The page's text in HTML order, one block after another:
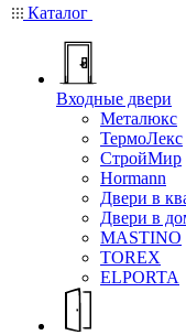
Каталог
Входные двери
Металюкс
ТермоЛекс
СтройМир
Hormann
Двери в
Двери в
MASTINO
TOREX
ELPORTA